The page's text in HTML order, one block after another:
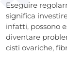
Eseguire
significa
infatti, possono
diventare
cisti ovariche,